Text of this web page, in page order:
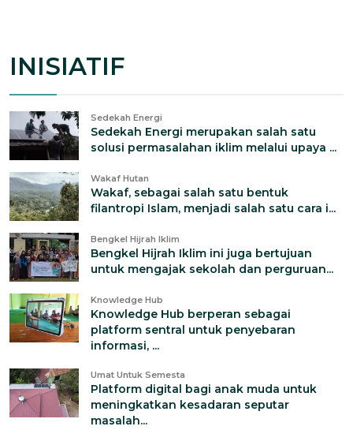
INISIATIF
Sedekah Energi
Sedekah Energi merupakan salah satu
solusi permasalahan iklim melalui upaya ...
Wakaf Hutan
Wakaf, sebagai salah satu bentuk
filantropi Islam, menjadi salah satu cara i...
Bengkel Hijrah Iklim
Bengkel Hijrah Iklim ini juga bertujuan
untuk mengajak sekolah dan perguruan...
Knowledge Hub
Knowledge Hub berperan sebagai
platform sentral untuk penyebaran
informasi, ...
Umat Untuk Semesta
Platform digital bagi anak muda untuk
meningkatkan kesadaran seputar
masalah...